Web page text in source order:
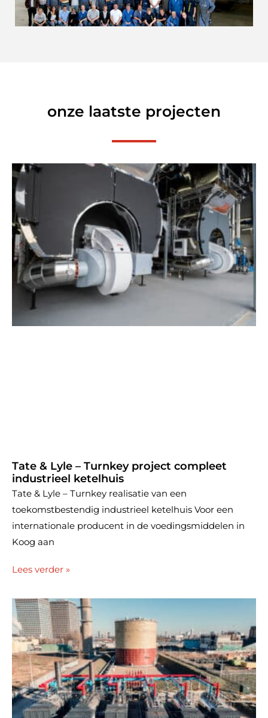
onze laatste projecten
Tate & Lyle – Turnkey project compleet
industrieel ketelhuis
Tate & Lyle – Turnkey realisatie van een
toekomstbestendig industrieel ketelhuis Voor een
internationale producent in de voedingsmiddelen in
Koog aan
Lees verder »